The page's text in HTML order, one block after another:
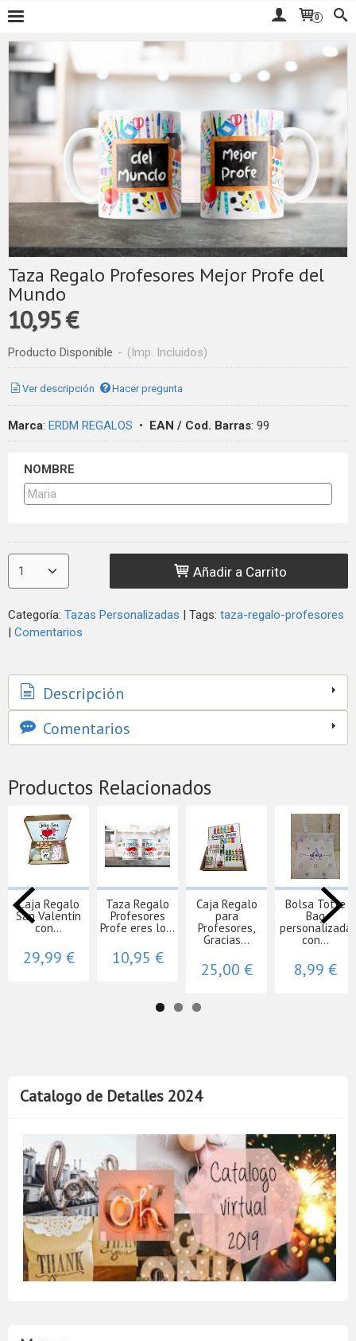
0
Catalogo de Detalles 2024
Taza Regalo Profesores Mejor Profe del
Mundo
10,95 €
Producto Disponible - (Imp. Incluidos)
Ver descripción Hacer pregunta
Marca: ERDM REGALOS • EAN / Cod. Barras: 99
NOMBRE
Añadir a Carrito
Categoría: Tazas Personalizadas Tags: taza-regalo-profesores
Comentarios
Descripción
Comentarios
Productos Relacionados
Caja Regalo
San Valentin
con...
29,99 €
Taza Regalo
Profesores
Profe eres lo...
10,95 €
Caja Regalo
para
Profesores,
Gracias...
25,00 €
Bolsa Totte
Bag
personalizada
con...
8,99 €